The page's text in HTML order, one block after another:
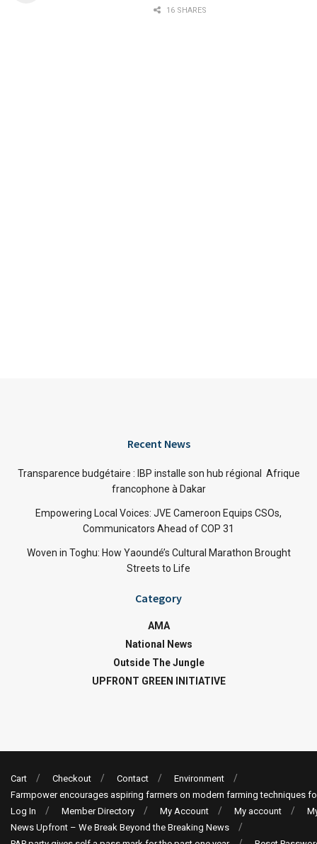
16 SHARES
Recent News
Transparence budgétaire : IBP installe son hub régional Afrique
francophone à Dakar
Empowering Local Voices: JVE Cameroon Equips CSOs,
Communicators Ahead of COP 31
Woven in Toghu: How Yaoundé’s Cultural Marathon Brought
Streets to Life
Category
AMA
National News
Outside The Jungle
UPFRONT GREEN INITIATIVE
Cart Checkout Contact
Environment
Farmpower encourages aspiring farmers on modern farming techniques
Log In
Member Directory My Account My account
News Upfront – We Break Beyond the Breaking News